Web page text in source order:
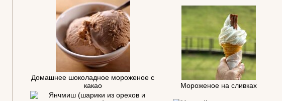
Домашнее шоколадное мороженое с
какао
Мороженое на сливках